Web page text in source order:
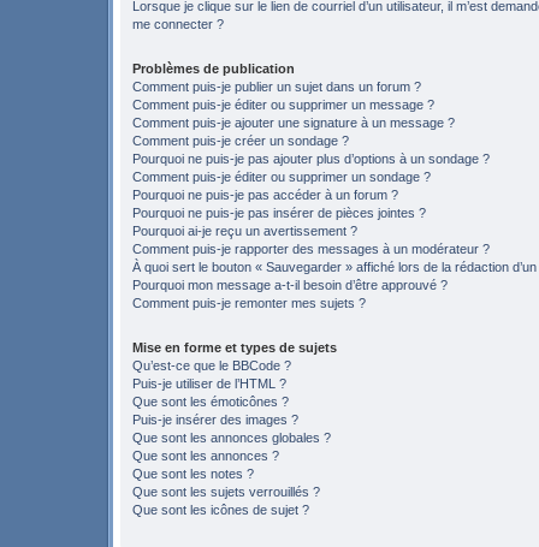
Lorsque je clique sur le lien de courriel d’un utilisateur, il m’est
me connecter ?
Problèmes de publication
Comment puis-je publier un sujet dans un forum ?
Comment puis-je éditer ou supprimer un message ?
Comment puis-je ajouter une signature à un message ?
Comment puis-je créer un sondage ?
Pourquoi ne puis-je pas ajouter plus d’options à un sondage ?
Comment puis-je éditer ou supprimer un sondage ?
Pourquoi ne puis-je pas accéder à un forum ?
Pourquoi ne puis-je pas insérer de pièces jointes ?
Pourquoi ai-je reçu un avertissement ?
Comment puis-je rapporter des messages à un modérateur ?
À quoi sert le bouton « Sauvegarder » affiché lors de la rédaction
Pourquoi mon message a-t-il besoin d’être approuvé ?
Comment puis-je remonter mes sujets ?
Mise en forme et types de sujets
Qu’est-ce que le BBCode ?
Puis-je utiliser de l’HTML ?
Que sont les émoticônes ?
Puis-je insérer des images ?
Que sont les annonces globales ?
Que sont les annonces ?
Que sont les notes ?
Que sont les sujets verrouillés ?
Que sont les icônes de sujet ?